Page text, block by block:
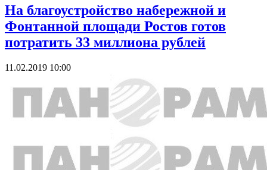
На благоустройство набережной и
Фонтанной площади Ростов готов
потратить 33 миллиона рублей
11.02.2019 10:00